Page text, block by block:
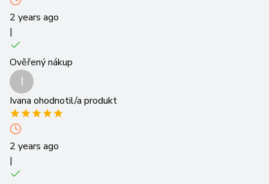
2 years ago
|
Ověřený nákup
I
Ivana ohodnotil/a produkt
2 years ago
|